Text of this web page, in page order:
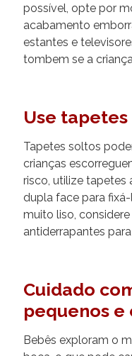
possível, opte por
acabamento
estantes e
tombem se a
Use
Tapetes soltos
crianças
risco, utilize tapetes
dupla face para
muito liso,
antiderrapantes
Cuidado
pequenos e
Bebês exploram o